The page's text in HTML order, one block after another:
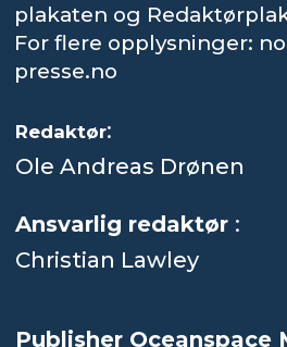
plakaten og
For flere opplysninger:
presse.no
Redaktør:
Ole Andreas Drønen
Ansvarlig redaktør :
Christian Lawley
Publisher Oceanspace